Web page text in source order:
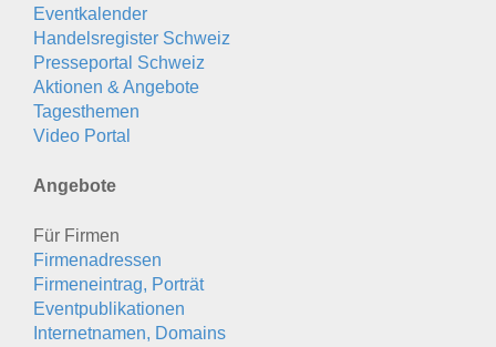
Eventkalender
Handelsregister Schweiz
Presseportal Schweiz
Aktionen & Angebote
Tagesthemen
Video Portal
Angebote
Für Firmen
Firmenadressen
Firmeneintrag, Porträt
Eventpublikationen
Internetnamen, Domains